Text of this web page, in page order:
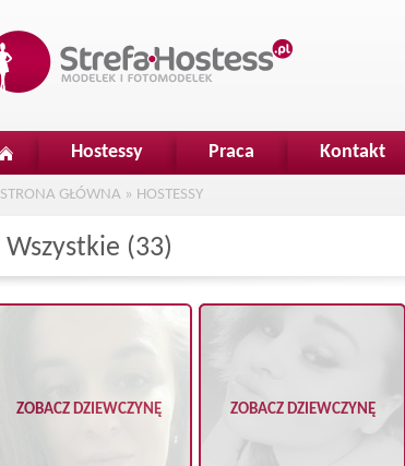
Hostessy Praca Kontakt
STRONA GŁÓWNA » HOSTESSY
Wszystkie (33)
ZOBACZ DZIEWCZYNĘ ZOBACZ DZIEWCZYNĘ